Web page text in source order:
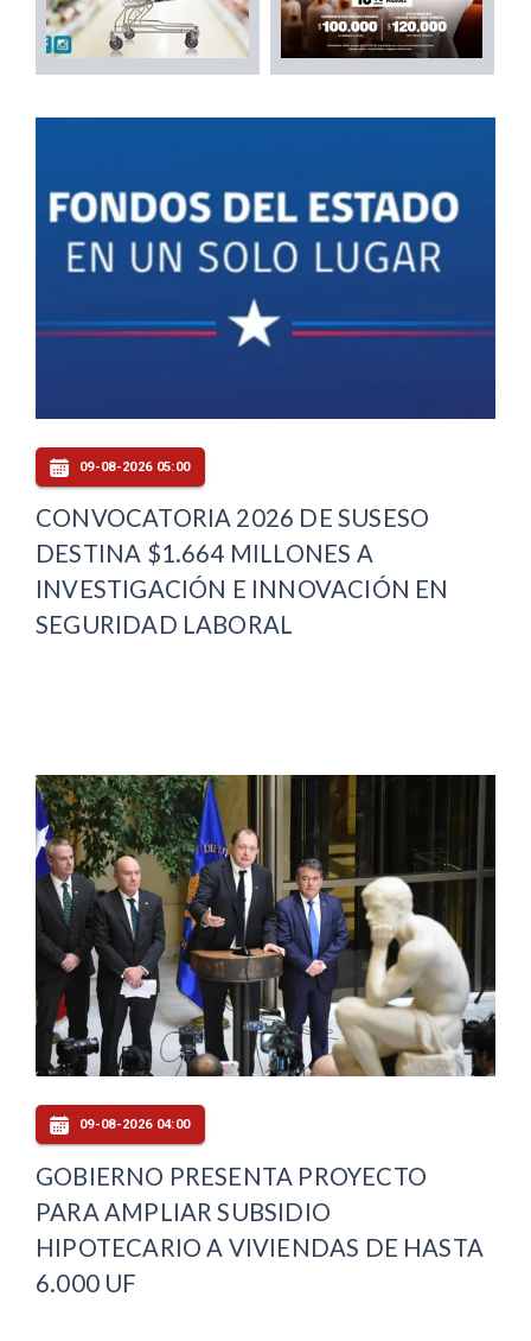
09-08-2026 05:00
CONVOCATORIA 2026 DE SUSESO
DESTINA $1.664 MILLONES A
INVESTIGACIÓN E INNOVACIÓN EN
SEGURIDAD LABORAL
09-08-2026 04:00
GOBIERNO PRESENTA PROYECTO
PARA AMPLIAR SUBSIDIO
HIPOTECARIO A VIVIENDAS DE HASTA
6.000 UF